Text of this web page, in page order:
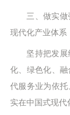
三、做实
现代化产业体系
坚持把发
化、绿色化、
代服务业为依
实在中国式现代